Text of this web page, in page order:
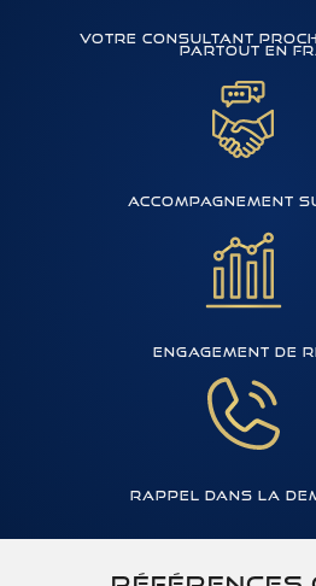
Votre consultant
partout en
Accompagnement
Engagement de
Rappel dans la